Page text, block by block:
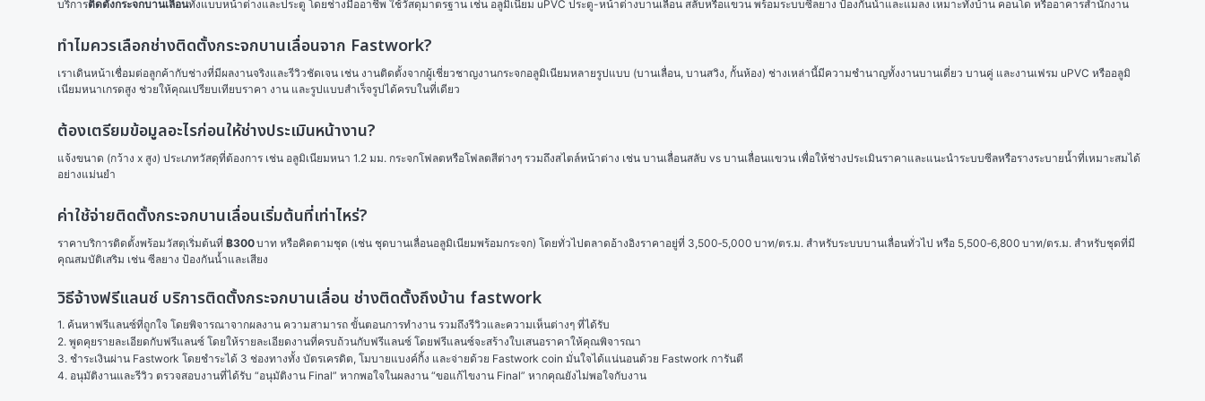
บริการติดตั้งกระจกบานเลื่อนทั้งแบบหน้าต่างและประตู โดยช่างมืออาชีพ ใช้วัสดุมาตรฐาน เช่น อลูมิเนียม uPVC ประตู-หน้าต่างบานเลื่อน สลับหรือแขวน พร้อมระบบซีลยาง ป้องกันน้ำและแมลง เหมาะทั้งบ้าน คอนโด หรืออาคารสำนักงาน
ทำไมควรเลือกช่างติดตั้งกระจกบานเลื่อนจาก Fastwork?
เราเดินหน้าเชื่อมต่อลูกค้ากับช่างที่มีผลงานจริงและรีวิวชัดเจน เช่น งานติดตั้งจากผู้เชี่ยวชาญงานกระจกอลูมิเนียมหลายรูปแบบ (บานเลื่อน, บานสวิง, กั้นห้อง) ช่างเหล่านี้มีความชำนาญทั้งงานบานเดี่ยว บานคู่ และงานเฟรม uPVC หรืออลูมิ
เนียมหนาเกรดสูง ช่วยให้คุณเปรียบเทียบราคา งาน และรูปแบบสำเร็จรูปได้ครบในที่เดียว
ต้องเตรียมข้อมูลอะไรก่อนให้ช่างประเมินหน้างาน?
แจ้งขนาด (กว้าง x สูง) ประเภทวัสดุที่ต้องการ เช่น อลูมิเนียมหนา 1.2 มม. กระจกโฟลตหรือโฟลตสีต่างๆ รวมถึงสไตล์หน้าต่าง เช่น บานเลื่อนสลับ vs บานเลื่อนแขวน เพื่อให้ช่างประเมินราคาและแนะนำระบบซีลหรือรางระบายน้ำที่เหมาะสมได้
อย่างแม่นยำ
ค่าใช้จ่ายติดตั้งกระจกบานเลื่อนเริ่มต้นที่เท่าไหร่?
ราคาบริการติดตั้งพร้อมวัสดุเริ่มต้นที่ ฿300 บาท หรือคิดตามชุด (เช่น ชุดบานเลื่อนอลูมิเนียมพร้อมกระจก) โดยทั่วไปตลาดอ้างอิงราคาอยู่ที่ 3,500‑5,000 บาท/ตร.ม. สำหรับระบบบานเลื่อนทั่วไป หรือ 5,500‑6,800 บาท/ตร.ม. สำหรับชุดที่มี
คุณสมบัติเสริม เช่น ซีลยาง ป้องกันน้ำและเสียง
วิธีจ้างฟรีแลนซ์ บริการติดตั้งกระจกบานเลื่อน ช่างติดตั้งถึงบ้าน fastwork
1. ค้นหาฟรีแลนซ์ที่ถูกใจ โดยพิจารณาจากผลงาน ความสามารถ ขั้นตอนการทำงาน รวมถึงรีวิวและความเห็นต่างๆ ที่ได้รับ
2. พูดคุยรายละเอียดกับฟรีแลนซ์ โดยให้รายละเอียดงานที่ครบถ้วนกับฟรีแลนซ์ โดยฟรีแลนซ์จะสร้างใบเสนอราคาให้คุณพิจารณา
3. ชำระเงินผ่าน Fastwork โดยชำระได้ 3 ช่องทางทั้ง บัตรเครดิต, โมบายแบงค์กิ้ง และจ่ายด้วย Fastwork coin มั่นใจได้แน่นอนด้วย Fastwork การันตี
4. อนุมัติงานและรีวิว ตรวจสอบงานที่ได้รับ “อนุมัติงาน Final” หากพอใจในผลงาน “ขอแก้ไขงาน Final” หากคุณยังไม่พอใจกับงาน